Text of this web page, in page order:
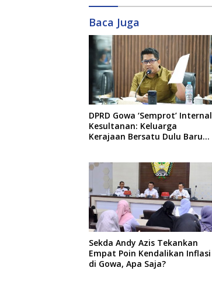
Baca Juga
DPRD Gowa ‘Semprot’ Internal
Kesultanan: Keluarga
Kerajaan Bersatu Dulu Baru
Sekda Andy Azis Tekankan
Empat Poin Kendalikan Inflasi
di Gowa, Apa Saja?